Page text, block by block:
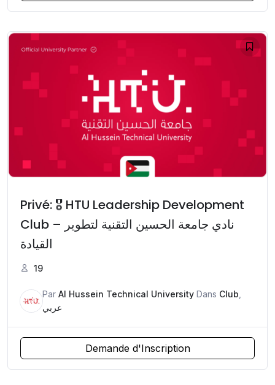
Privé: 🎖️ HTU Leadership Development
Club – نادي جامعة الحسين التقنية لتطوير
القيادة
19
Par Al Hussein Technical University Dans Club
عربي
Demande d'Inscription